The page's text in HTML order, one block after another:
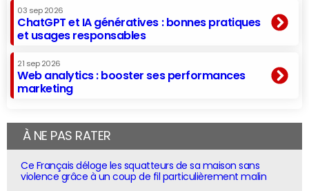
03 sep 2026
ChatGPT et IA génératives : bonnes pratiques
et usages responsables
21 sep 2026
Web analytics : booster ses performances
marketing
À NE PAS RATER
Ce Français déloge les squatteurs de sa maison sans
violence grâce à un coup de fil particulièrement malin